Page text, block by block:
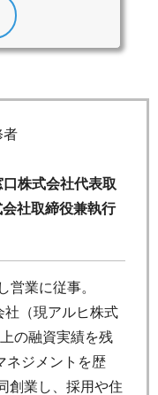
者
株式会社代表取
社取締役兼執行
営業に従事。
社（現アルヒ株式
の融資実績を残
ネジメントを歴
創業し、採用や住